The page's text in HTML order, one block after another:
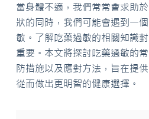
當身體不適，我們常常會求助
狀的同時，我們可能會遇到一
敏。了解吃藥過敏的相關知識
重要。本文將探討吃藥過敏的
防措施以及應對方法，旨在提
從而做出更明智的健康選擇。